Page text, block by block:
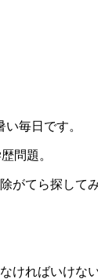
毎日です。
問題。
がてら探してみ
ければいけな